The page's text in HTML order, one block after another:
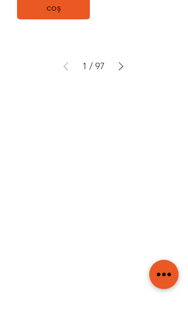
coș
1 / 97